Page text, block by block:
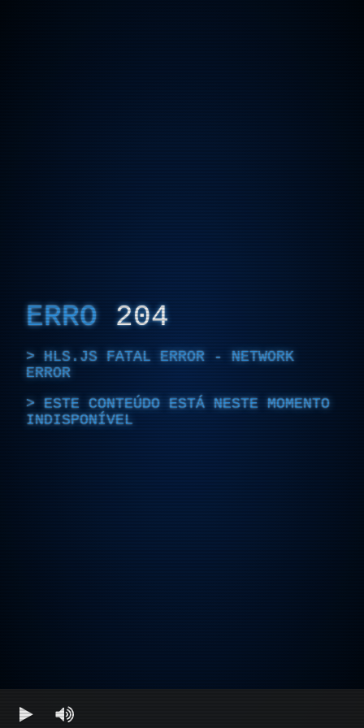
ERRO 204
HLS.JS FATAL ERROR - NETWORK
ERROR
ESTE CONTEÚDO ESTÁ NESTE MOMENTO
INDISPONÍVEL